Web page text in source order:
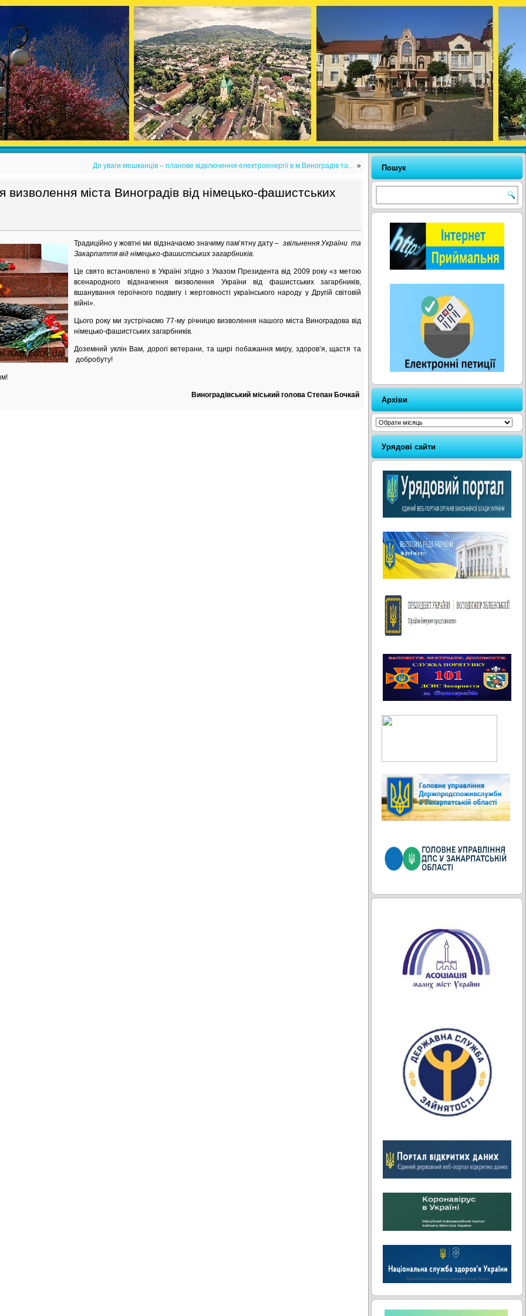
До уваги мешканців – планове відключення електроенергії в м.Виноградів та… »
визволення міста Виноградів від німецько-фашистських
Традиційно у жовтні ми відзначаємо значиму пам’ятну дату – звільнення України та
Закарпаття від німецько-фашистських загарбників.
Це свято встановлено в Україні згідно з Указом Президента від 2009 року «з метою
всенародного відзначення визволення України від фашистських загарбників,
вшанування героїчного подвигу і жертовності українського народу у Другій світовій
війні».
Цього року ми зустрічаємо 77-му річницю визволення нашого міста Виноградова від
німецько-фашистських загарбників.
Доземний уклін Вам, дорогі ветерани, та щирі побажання миру, здоров’я, щастя та
добробуту!
Виноградівський міський голова Степан Бочкай
Пошук
Архіви
Архіви
Урядові сайти